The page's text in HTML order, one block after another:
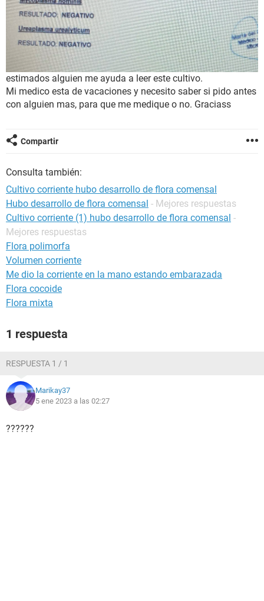
estimados alguien me ayuda a leer este cultivo.
Mi medico esta de vacaciones y necesito saber si pido antes
con alguien mas, para que me medique o no. Graciass
Compartir
Consulta también:
Cultivo corriente hubo desarrollo de flora comensal
Hubo desarrollo de flora comensal - Mejores respuestas
Cultivo corriente (1) hubo desarrollo de flora comensal -
Mejores respuestas
Flora polimorfa
Volumen corriente
Me dio la corriente en la mano estando embarazada
Flora cocoide
Flora mixta
1 respuesta
RESPUESTA 1 / 1
Marikay37
5 ene 2023 a las 02:27
??????